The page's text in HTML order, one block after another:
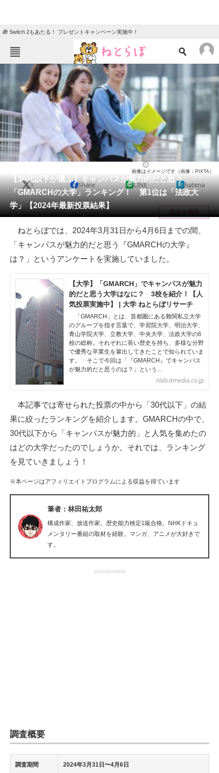
🎁 Switch 2もあたる！ プレゼントキャンペーン実施中！
ねとらぼメニュー
ニュース
エンタメ クイズ
グルメ 地域
住まい 教育・育児
動物 リサーチ
会員記事
メディア
注目記事を集めた総合ページ
ITの今と未来を見通す
スマホと通信の最新トレンド
進化するPCとデバイスの未来
好きが集まる 比べて選べる
ビジネスと働き方のヒント
AI活用のいまが分かる
企業ITのトレンドを詳説
マーケ×ITの今がよく分かる
ITエンジニア向け専門サイト
企業向けIT製品の総合サイト
製造業のIT導入・活用を支援
モノづくり技術者専門サイト
エレクトロニクス専門サイト
電子設計の基本と応用
【30代以下が選ぶ】キャンパスが魅力的だと思う
「GMARCHの大学」ランキング！ 第1位は「法政大
学」【2024年最新投票結果】
画像はイメージです（画像：PIXTA）
X Share LINE hatena
目次を表示
ねとらぼでは、2024年3月31日から4月6日までの間、
「キャンパスが魅力的だと思う『GMARCHの大学』
は？」というアンケートを実施していました。
【大学】「GMARCH」でキャンパスが魅力
的だと思う大学はなに？ 3校を紹介！【人
気投票実施中】 | 大学 ねとらぼリサーチ
「GMARCH」とは、首都圏にある難関私立大学
のグループを指す言葉で、学習院大学、明治大学、
青山学院大学、立教大学、中央大学、法政大学の6
校の総称。それぞれに長い歴史を持ち、多様な分野
で優秀な卒業生を輩出してきたことで知られていま
す。 そこで今回は「『GMARCH』でキャンパス
が魅力的だと思うのは？」という…
nlab.itmedia.co.jp
本記事では寄せられた投票の中から「30代以下」の結
果に絞ったランキングを紹介します。GMARCHの中で、
30代以下から「キャンパスが魅力的」と人気を集めたの
はどの大学だったのでしょうか。それでは、ランキング
を見ていきましょう！
※本ページはアフィリエイトプログラムによる収益を得ています
筆者：林田祐太郎
構成作家、放送作家。歴史能力検定1級合格。NHKドキュ
メンタリー番組の取材を経験。マンガ、アニメが大好きで
す。
advertisement
調査概要
調査期間 2024年3月31日〜4月6日